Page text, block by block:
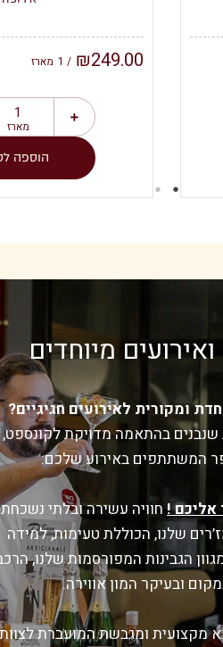
₪249.00
/ 1 מארז
מארז
הוספה
מיוחדים
ומקורית לאירועים חגיגיים?
שנבנים בהתאמה מדויקת לקונספט,
המשתתפים באירוע שלכם:
אליכם !חוויה עשירה ובלתי נשכחת
שלנו, הכוללת טעימות, למידה
הגבינות המפורסמות שלנו,
ובעיקר המון אווירה.
מקצועית ומגבשת המועברת